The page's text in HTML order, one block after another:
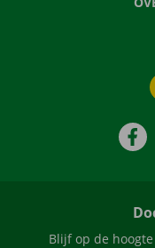
Blijf op de